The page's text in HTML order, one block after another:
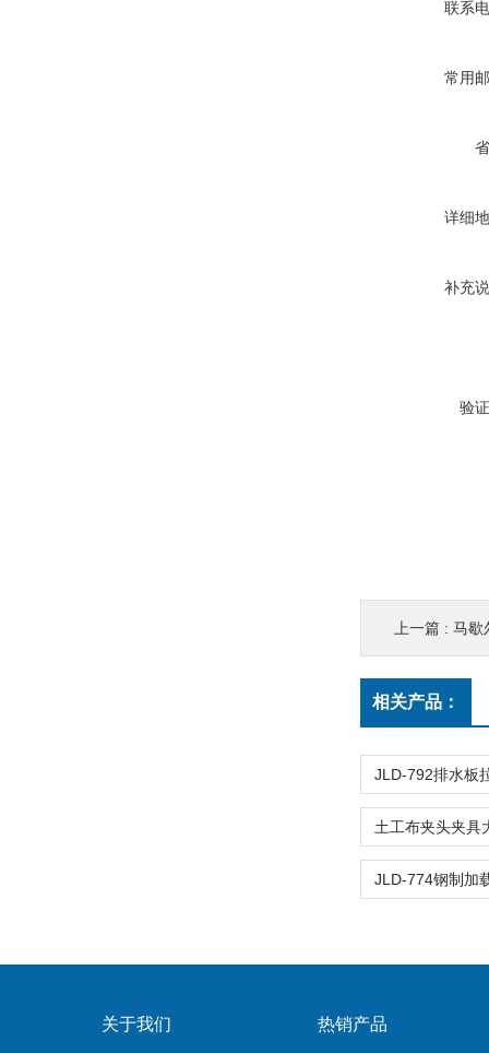
联系
常用
详细
补充
验
上一篇 : 马歇
相关产品：
关于我们 热销产品